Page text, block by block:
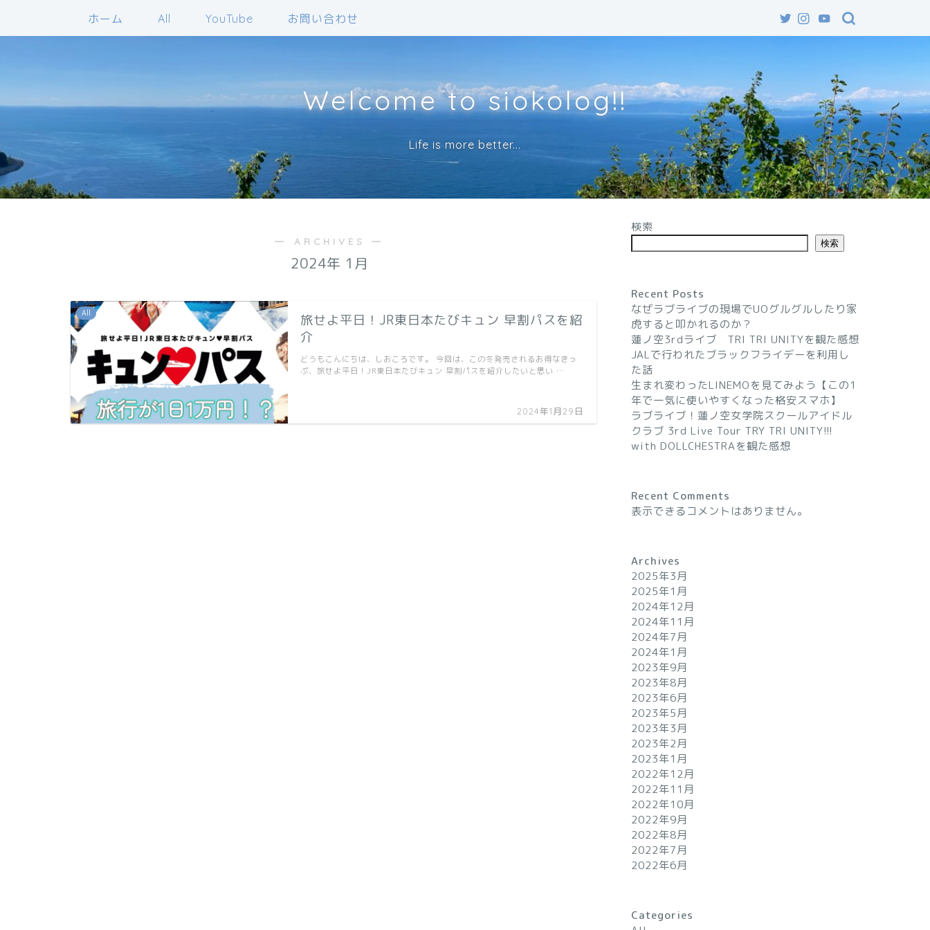
ホーム All YouTube お問い合わせ
Welcome to siokolog!!
Life is more better...
― ARCHIVES ―
2024年 1月
All
旅せよ平日！JR東日本たびキュン 早割パスを紹
介
2024年1月29日
どうもこんにちは、しおころです。 今回は、この冬発売されるお得なきっ
ぷ、旅せよ平日！JR東日本たびキュン 早割パスを紹介したいと思い …
検索
検索
Recent Posts
なぜラブライブの現場でUOグルグルしたり家
虎すると叩かれるのか？
蓮ノ空3rdライブ TRI TRI UNITYを観た感想
JALで行われたブラックフライデーを利用し
た話
生まれ変わったLINEMOを見てみよう【この1
年で一気に使いやすくなった格安スマホ】
ラブライブ！蓮ノ空女学院スクールアイドル
クラブ 3rd Live Tour TRY TRI UNITY!!!
with DOLLCHESTRAを観た感想
Recent Comments
表示できるコメントはありません。
Archives
2025年3月
2025年1月
2024年12月
2024年11月
2024年7月
2024年1月
2023年9月
2023年8月
2023年6月
2023年5月
2023年3月
2023年2月
2023年1月
2022年12月
2022年11月
2022年10月
2022年9月
2022年8月
2022年7月
2022年6月
Categories